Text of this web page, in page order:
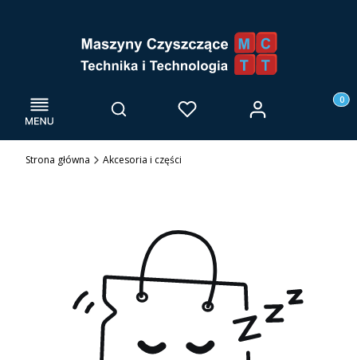
Menu Otwórz wyszukiwarkę
Szukaj Ulubione Zaloguj się
Strona główna Akcesoria i części